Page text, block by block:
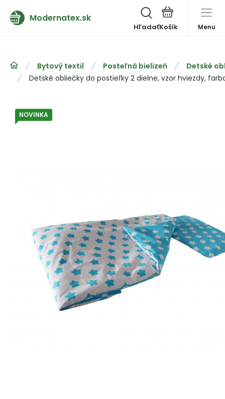
Modernatex.sk
Hľadať Menu
Bytový textil Posteľná bielizeň
Detské
Detské obliečky do postieľky 2 dielne, vzor hviezdy,
NOVINKA